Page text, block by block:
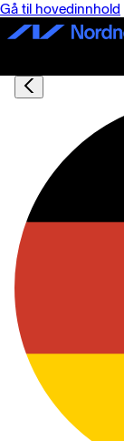
Gå til hovedinnhold